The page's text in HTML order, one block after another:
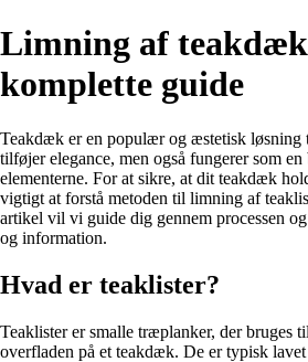
Limning af
komplette guide
Teakdæk er en populær og æstetisk løsning
tilføjer elegance, men også fungerer som
elementerne. For at sikre, at dit teakdæk
vigtigt at forstå metoden til limning af
artikel vil vi guide dig gennem processen
og information.
Hvad er teaklister?
Teaklister er smalle træplanker, der bruges
overfladen på et teakdæk. De er typisk